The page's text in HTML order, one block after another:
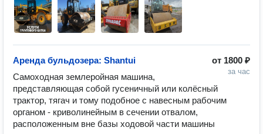
от 1800 ₽
за час
Аренда бульдозера: Shantui
Самоходная землеройная машина,
представляющая собой гусеничный или колёсный
трактор, тягач и тому подобное с навесным рабочим
органом - криволинейным в сечении отвалом,
расположенным вне базы ходовой части машины